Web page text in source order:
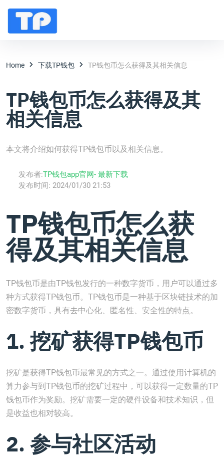
Home 下载TP钱包 TP钱包币怎么获得及其相关信息
TP钱包币怎么获得及其
相关信息
本文将介绍如何获得TP钱包币以及相关信息。
发布者:TP钱包app官网- 最新下载
发布时间: 2024/01/30 21:53
TP钱包币怎么获
得及其相关信息
TP钱包币是由TP钱包发行的一种数字货币，用户可以通过多
种方式获得TP钱包币。TP钱包币是一种基于区块链技术的加
密数字货币，具有去中心化、匿名性、安全性的特点。
1. 挖矿获得TP钱包币
挖矿是获得TP钱包币最常见的方式之一。通过使用计算机的
算力参与到TP钱包币的挖矿过程中，可以获得一定数量的TP
钱包币作为奖励。挖矿需要一定的硬件设备和技术知识，但
是收益也相对较高。
2. 参与社区活动